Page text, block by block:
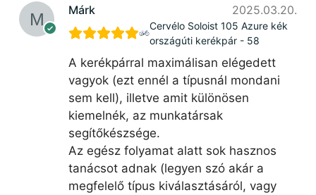
Márk 2025.03.20.
Cervélo Soloist 105 Azure kék
országúti kerékpár - 58
A kerékpárral maximálisan elégedett
vagyok (ezt ennél a típusnál mondani
sem kell), illetve amit különösen
kiemelnék, az munkatársak
segítőkészsége.
Az egész folyamat alatt sok hasznos
tanácsot adnak (legyen szó akár a
megfelelő típus kiválasztásáról, vagy